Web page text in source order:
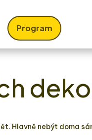
Program
Hlavně nebýt doma